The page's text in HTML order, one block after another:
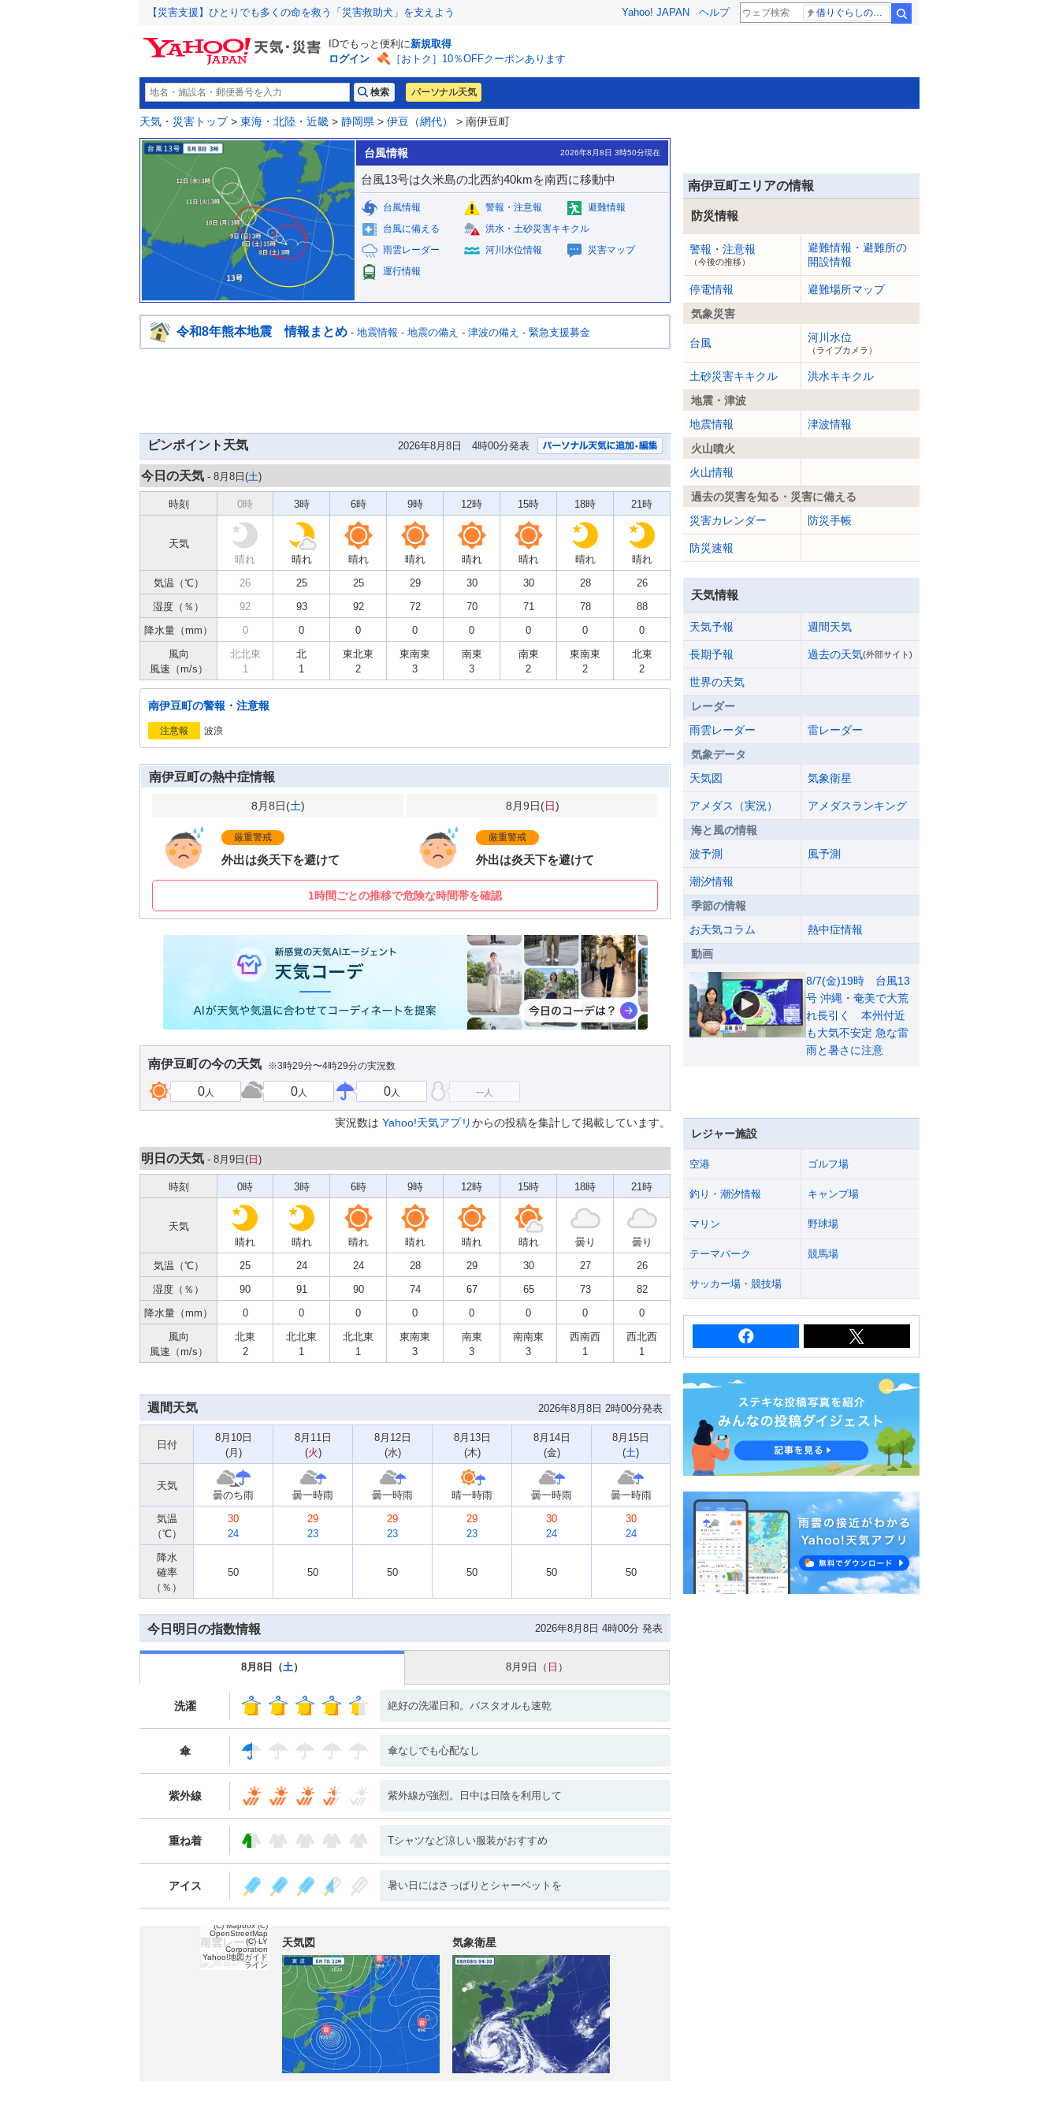
【災害支援】ひとりでも多くの命を救う「災害救助犬」を支えよう Yahoo! JAPAN ヘルプ
IDでもっと便利に新規取得
ログイン
［おトク］10％OFFクーポンあります
パーソナル天気
天気・災害トップ> 東海・北陸・近畿 > 静岡県 > 伊豆（網代） > 南伊豆町
台風情報 2026年8月8日 3時50分現在
台風13号は久米島の北西約40kmを南西に移動中
台風情報 警報・注意報
避難情報
台風に備える
洪水・土砂災害キキクル
雨雲レーダー
河川水位情報
災害マップ
運行情報
令和8年熊本地震 情報まとめ - 地震情報 - 地震の備え - 津波の備え - 緊急支援募金
ピンポイント天気 2026年8月8日 4時00分発表
今日の天気 - 8月8日(土)
時刻 0時 3時 6時 9時 12時 15時 18時 21時
天気
晴れ
晴れ 晴れ 晴れ 晴れ 晴れ 晴れ
晴れ
気温（℃）
26 25 25 29 30 30 28
26
湿度（％）
92 93 92 72 70 71 78
88
降水量（mm）
0 0 0 0 0 0 0
0
風向
風速（m/s）
北北東
1
北
1
東北東
2
東南東
3
南東
3
南東
2
東南東
2
北東
2
南伊豆町の警報・注意報
注意報 波浪
南伊豆町の熱中症情報
8月8日(土)
厳重警戒
外出は炎天下を避けて
8月9日(日)
厳重警戒
外出は炎天下を避けて
1時間ごとの推移で危険な時間帯を確認
南伊豆町の今の天気 ※3時29分〜4時29分の実況数
0人 0人 0人 -- 人
実況数は Yahoo!天気アプリからの投稿を集計して掲載しています。
明日の天気 - 8月9日( 日 )
時刻 0時 3時 6時 9時 12時 15時 18時 21時
天気
晴れ
晴れ 晴れ 晴れ 晴れ 晴れ 曇り
曇り
気温（℃）
25 24 24 28 29 30 27
26
湿度（％）
90 91 90 74 67 65 73
82
降水量（mm）
0 0 0 0 0 0 0
0
風向
風速（m/s）
北東
2
北北東
1
北北東
1
東南東
3
南東
3
南南東
3
西南西
1
西北西
1
週間天気 2026年8月8日 2時00分発表
日付
8月10日
(月 )
8月11日
(火)
8月12日
(水)
8月13日
(木)
8月14日
(金)
8月15日
(土)
天気
曇のち雨
曇一時雨 曇一時雨 晴一時雨 曇一時雨
曇一時雨
気温
（℃）
30
24
29
23
29
23
29
23
30
24
30
24
降水
確率
（％）
50 50 50 50 50 50
今日明日の指数情報 2026年8月8日 4時00分 発表
8月8日（土） 8月9日（ 日 ）
洗濯 絶好の洗濯日和。バスタオルも速乾
傘 傘なしでも心配なし
紫外線 紫外線が強烈。日中は日陰を利用して
重ね着 Tシャツなど涼しい服装がおすすめ
アイス 暑い日にはさっぱりとシャーベットを
雨雲レーダー
(C) Mapbox (C)
OpenStreetMap
(C) LY
Corporation
Yahoo!地図ガイド
ライン
天気図 気象衛星
南伊豆町エリアの情報
防災情報
警報・注意報
（今後の推移）
避難情報・避難所の
開設情報
停電情報
避難場所マップ
気象災害
台風 河川水位
（ライブカメラ）
土砂災害キキクル
洪水キキクル
地震・津波
地震情報
津波情報
火山噴火
火山情報
過去の災害を知る・災害に備える
災害カレンダー
防災手帳
防災速報
天気情報
天気予報 週間天気
長期予報 過去の天気(外部サイト)
世界の天気
レーダー
雨雲レーダー
雷レーダー
気象データ
天気図
気象衛星
アメダス（実況）
アメダスランキング
海と風の情報
波予測
風予測
潮汐情報
季節の情報
お天気コラム
熱中症情報
動画
8/7(金)19時 台風13
号 沖縄・奄美で大荒
れ長引く 本州付近
も大気不安定 急な雷
雨と暑さに注意
レジャー施設
空港 ゴルフ場
釣り・潮汐情報 キャンプ場
マリン 野球場
テーマパーク 競馬場
サッカー場・競技場